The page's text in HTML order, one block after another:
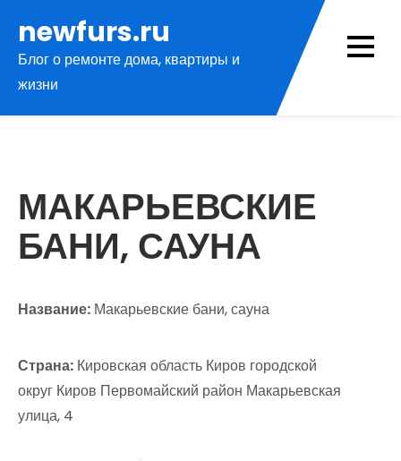
содержимому
newfurs.ru
Блог о ремонте дома, квартиры и
жизни
МАКАРЬЕВСКИЕ
БАНИ, САУНА
Название: Макарьевские бани, сауна
Страна: Кировская область Киров городской
округ Киров Первомайский район Макарьевская
улица, 4